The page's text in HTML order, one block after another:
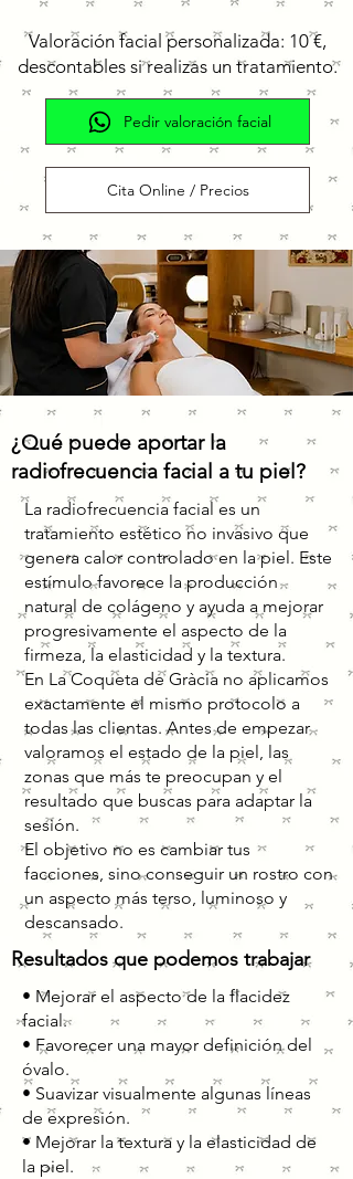
Valoración facial personalizada: 10 €,
descontables si realizas un tratamiento.
Pedir valoración facial
Cita Online / Precios
¿Qué puede aportar la
radiofrecuencia facial a tu piel?
La radiofrecuencia facial es un
tratamiento estético no invasivo que
genera calor controlado en la piel. Este
estímulo favorece la producción
natural de colágeno y ayuda a mejorar
progresivamente el aspecto de la
firmeza, la elasticidad y la textura.
En La Coqueta de Gràcia no aplicamos
exactamente el mismo protocolo a
todas las clientas. Antes de empezar
valoramos el estado de la piel, las
zonas que más te preocupan y el
resultado que buscas para adaptar la
sesión.
El objetivo no es cambiar tus
facciones, sino conseguir un rostro con
un aspecto más terso, luminoso y
descansado.
Resultados que podemos trabajar
• Mejorar el aspecto de la flacidez
facial.
• Favorecer una mayor definición del
óvalo.
• Suavizar visualmente algunas líneas
de expresión.
• Mejorar la textura y la elasticidad de
la piel.